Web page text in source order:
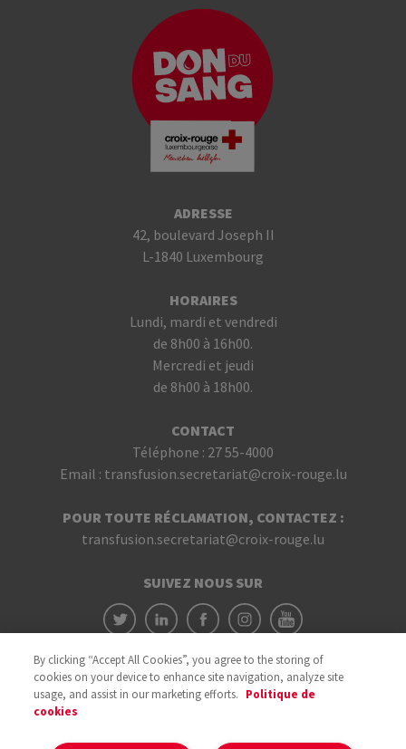
ADRESSE
42, boulevard Joseph II
L-1840 Luxembourg
HORAIRES
Lundi, mardi et vendredi
de 8h00 à 16h00.
Mercredi et jeudi
de 8h00 à 18h00.
CONTACT
Téléphone : 27 55-4000
Email : transfusion.secretariat@croix-rouge.lu
POUR TOUTE RÉCLAMATION, CONTACTEZ :
transfusion.secretariat@croix-rouge.lu
SUIVEZ NOUS SUR
By clicking “Accept All Cookies”, you agree to the storing of
cookies on your device to enhance site navigation, analyze site
usage, and assist in our marketing efforts. Politique de
cookies